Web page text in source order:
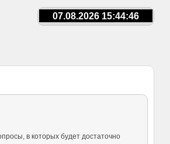
07.08.2026 15:44:46
в которых будет достаточно